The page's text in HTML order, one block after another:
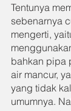
Tentunya
sebenarnya
mengerti,
bahkan pipa
air mancur,
yang tidak
umumnya.